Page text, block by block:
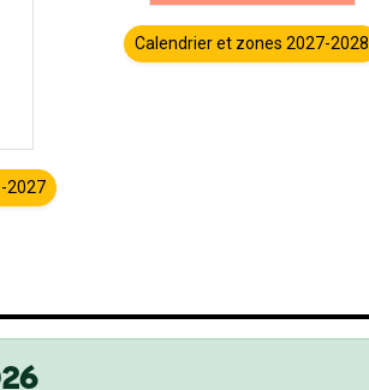
2027
Calendrier et zones 2027-2028